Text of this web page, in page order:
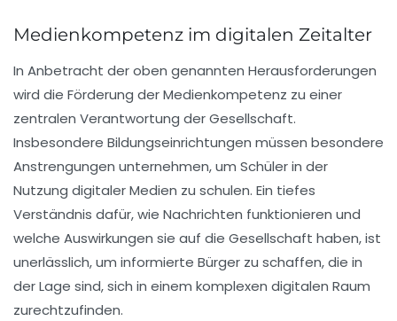
Medienkompetenz im digitalen Zeitalter
In Anbetracht der oben genannten Herausforderungen
wird die Förderung derMedienkompetenz zu einer
zentralen Verantwortung der Gesellschaft.
Insbesondere Bildungseinrichtungen müssen besondere
Anstrengungen unternehmen, um Schüler in der
Nutzung digitaler Medien zu schulen. Ein tiefes
Verständnis dafür, wie Nachrichten funktionieren und
welche Auswirkungen sie auf die Gesellschaft haben, ist
unerlässlich, um informierte Bürger zu schaffen, die in
der Lage sind, sich in einem komplexen digitalen Raum
zurechtzufinden.